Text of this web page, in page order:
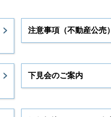
注意事項（不動産公売）
下見会のご案内